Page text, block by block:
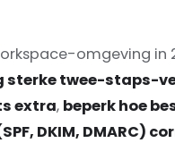
omgeving
sterke twee-staps-
extra, beperk hoe
DKIM, DMARC)